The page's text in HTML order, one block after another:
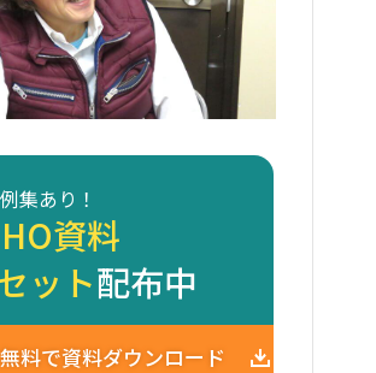
集あり！
資料
ット配布中
無料で資料ダウンロード